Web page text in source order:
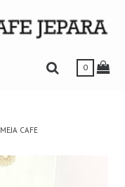
Toggle Search
0
MEJA CAFE